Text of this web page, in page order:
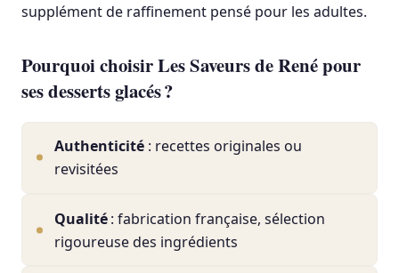
supplément de raffinement pensé pour les adultes.
Pourquoi choisir Les Saveurs de René pour
ses desserts glacés ?
Authenticité : recettes originales ou
revisitées
Qualité: fabrication française, sélection
rigoureuse des ingrédients